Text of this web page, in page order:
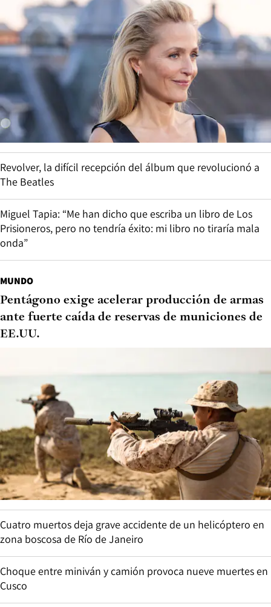
Revolver, la difícil recepción del álbum que revolucionó a
The Beatles
Miguel Tapia: “Me han dicho que escriba un libro de Los
Prisioneros, pero no tendría éxito: mi libro no tiraría mala
onda”
MUNDO
Pentágono exige acelerar producción de armas
ante fuerte caída de reservas de municiones de
EE.UU.
Cuatro muertos deja grave accidente de un helicóptero en
zona boscosa de Río de Janeiro
Choque entre miniván y camión provoca nueve muertes en
Cusco